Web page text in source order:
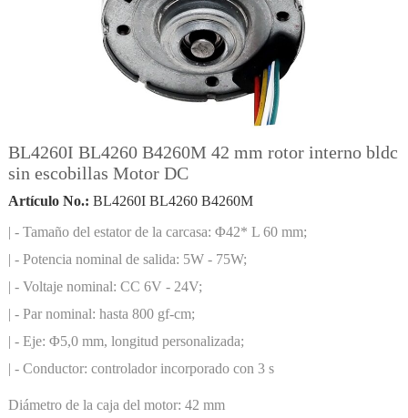
BL4260I BL4260 B4260M 42 mm rotor interno bldc
sin escobillas Motor DC
Artículo No.: BL4260I BL4260 B4260M
| - Tamaño del estator de la carcasa: Φ42* L 60 mm;
| - Potencia nominal de salida: 5W - 75W;
| - Voltaje nominal: CC 6V - 24V;
| - Par nominal: hasta 800 gf-cm;
| - Eje: Φ5,0 mm, longitud personalizada;
| - Conductor: controlador incorporado con 3 s
Diámetro de la caja del motor: 42 mm